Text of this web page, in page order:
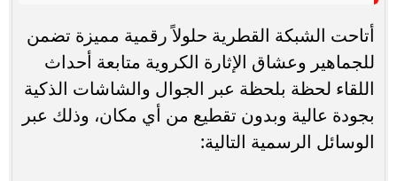
أتاحت الشبكة القطرية حلولاً رقمية مميزة تضمن
للجماهير وعشاق الإثارة الكروية متابعة أحداث
اللقاء لحظة بلحظة عبر الجوال والشاشات الذكية
بجودة عالية وبدون تقطيع من أي مكان، وذلك عبر
الوسائل الرسمية التالية: